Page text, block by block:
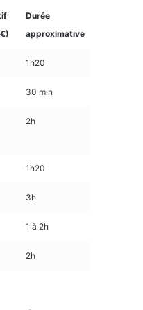
Durée
approximative
1h20
30 min
2h
1h20
3h
1 à 2h
2h